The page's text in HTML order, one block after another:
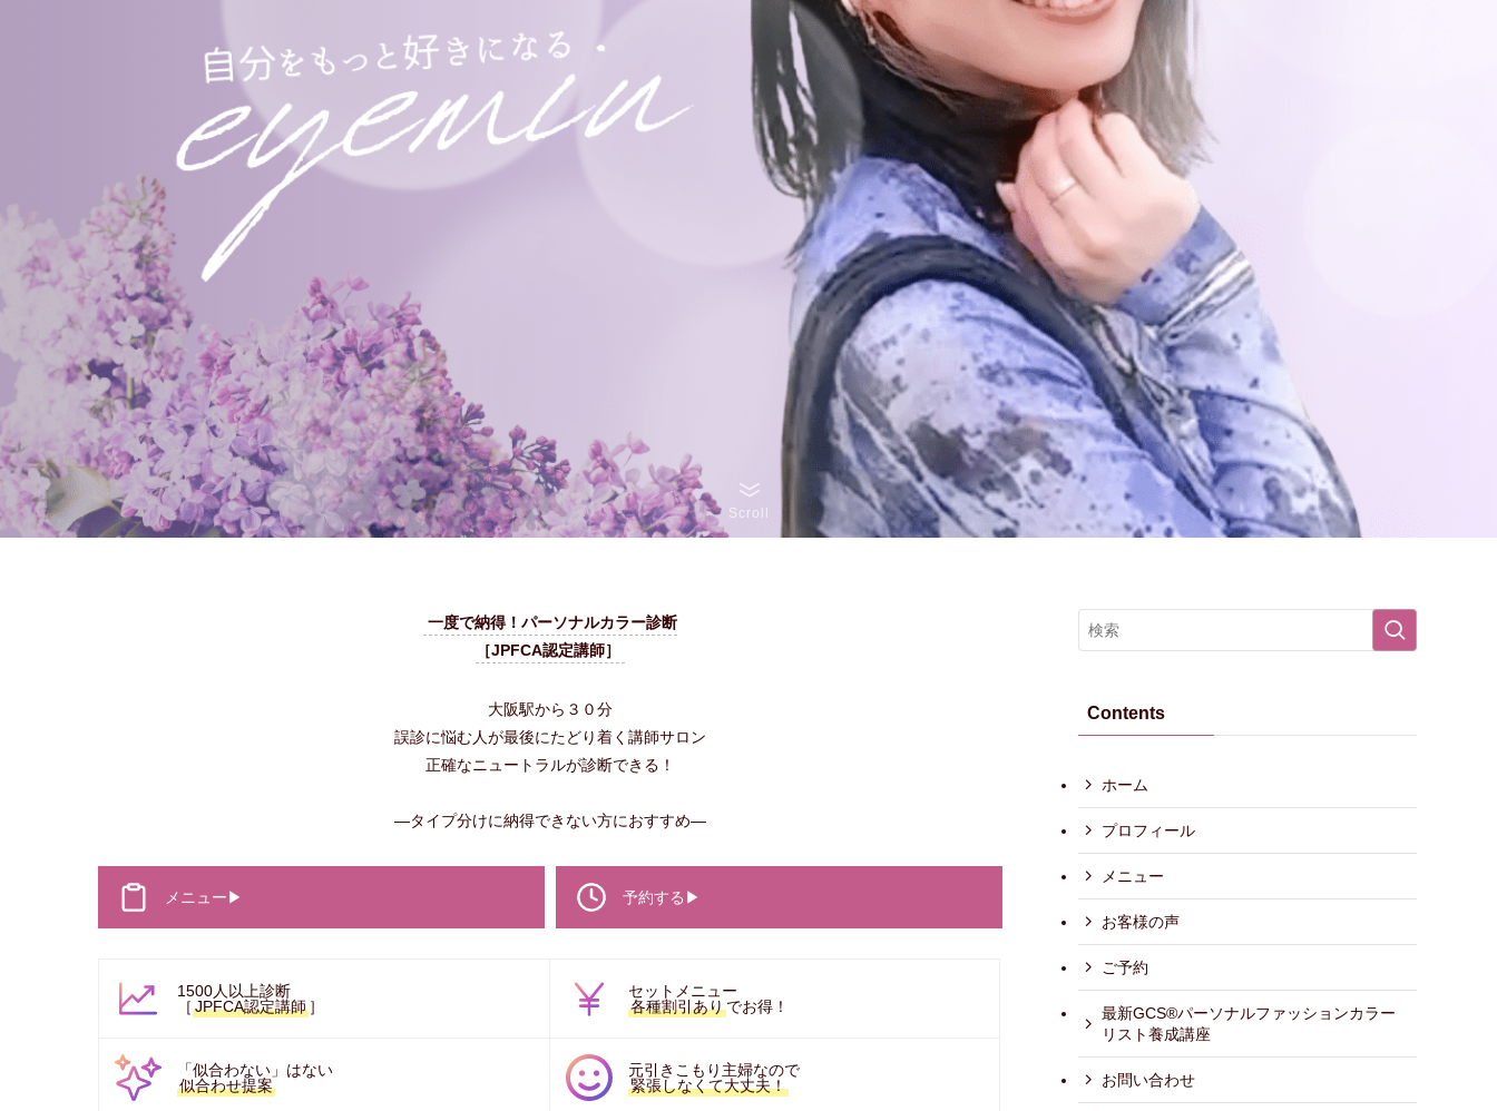
Scroll
一度で納得！パーソナルカラー診断
［JPFCA認定講師］
大阪駅から３０分
誤診に悩む人が最後にたどり着く講師サロン
正確なニュートラルが診断できる！
―タイプ分けに納得できない方におすすめ―
メニュー▶ 予約する▶
1500人以上診断
［ JPFCA認定講師 ］
セットメニュー
各種割引ありでお得！
「似合わない」はない
似合わせ提案
元引きこもり主婦なので
緊張しなくて大丈夫！
Contents
ホーム
プロフィール
メニュー
お客様の声
ご予約
最新GCS®パーソナルファッションカラー
リスト養成講座
お問い合わせ